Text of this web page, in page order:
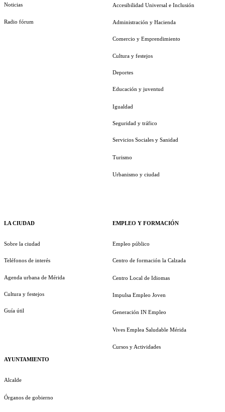
Noticias
Radio fórum
LA CIUDAD
Sobre la ciudad
Teléfonos de interés
Agenda urbana de Mérida
Cultura y festejos
Guía útil
AYUNTAMIENTO
Alcalde
Órganos de gobierno
Accesibilidad Universal e Inclusión
Administración y Hacienda
Comercio y Emprendimiento
Cultura y festejos
Deportes
Educación y juventud
Igualdad
Seguridad y tráfico
Servicios Sociales y Sanidad
Turismo
Urbanismo y ciudad
EMPLEO Y FORMACIÓN
Empleo público
Centro de formación la Calzada
Centro Local de Idiomas
Impulsa Empleo Joven
Generación IN Empleo
Vives Emplea Saludable Mérida
Cursos y Actividades